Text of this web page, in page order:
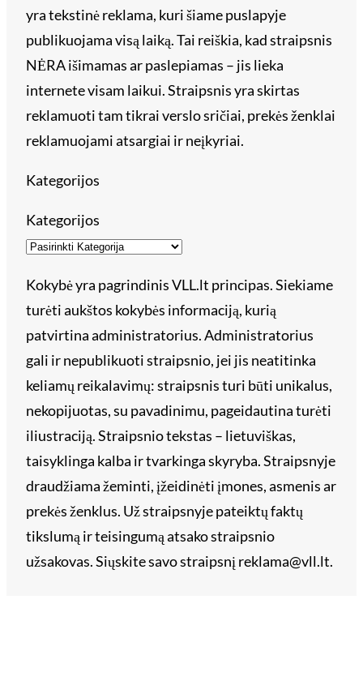
yra tekstinė reklama, kuri šiame puslapyje
publikuojama visą laiką. Tai reiškia, kad straipsnis
NĖRA išimamas ar paslepiamas – jis lieka
internete visam laikui. Straipsnis yra skirtas
reklamuoti tam tikrai verslo sričiai, prekės ženklai
reklamuojami atsargiai ir neįkyriai.
Kategorijos
Kategorijos
Kokybė yra pagrindinis VLL.lt principas. Siekiame
turėti aukštos kokybės informaciją, kurią
patvirtina administratorius. Administratorius
gali ir nepublikuoti straipsnio, jei jis neatitinka
keliamų reikalavimų: straipsnis turi būti unikalus,
nekopijuotas, su pavadinimu, pageidautina turėti
iliustraciją. Straipsnio tekstas – lietuviškas,
taisyklinga kalba ir tvarkinga skyryba. Straipsnyje
draudžiama žeminti, įžeidinėti įmones, asmenis ar
prekės ženklus. Už straipsnyje pateiktų faktų
tikslumą ir teisingumą atsako straipsnio
užsakovas. Siųskite savo straipsnį reklama@vll.lt.